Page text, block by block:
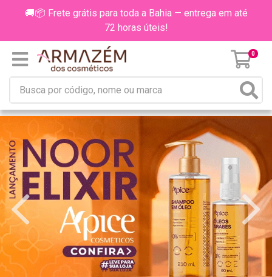
🚚📦 Frete grátis para toda a Bahia — entrega em até
72 horas úteis!
0